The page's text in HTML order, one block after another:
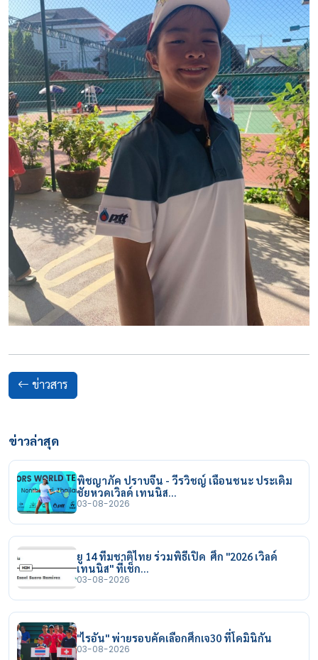
ข่าวสาร
ข่าวล่าสุด
พิชญาภัค ปราบจีน - วีรวิชญ์ เฉือนชนะ ประเดิม
ชัยหวดเวิลด์ เทนนิส…
03-08-2026
ยู 14 ทีมชาติไทย ร่วมพิธีเปิด ศึก "2026 เวิลด์
เทนนิส" ที่เช็ก…
03-08-2026
"ไรอัน" พ่ายรอบคัดเลือกศึกเจ30 ที่โดมินิกัน
03-08-2026